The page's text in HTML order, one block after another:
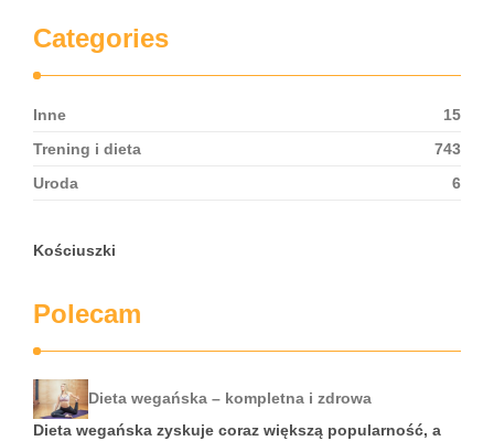
Categories
Inne
15
Trening i dieta
743
Uroda
6
Kościuszki
Polecam
Dieta wegańska – kompletna i zdrowa
Dieta wegańska zyskuje coraz większą popularność, a